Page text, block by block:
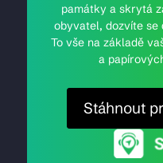
památky a skrytá
obyvatel, dozvíte se
To vše na základě
a
Stáhnout